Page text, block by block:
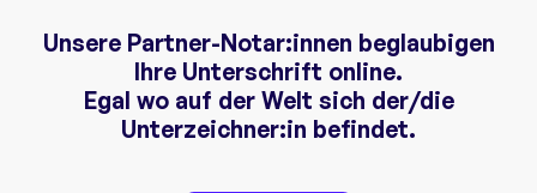
Unsere Partner-Notar:innen beglaubigen
Ihre Unterschrift online.
Egal wo auf der Welt sich der/die
Unterzeichner:in befindet.